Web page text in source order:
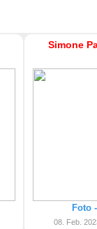
Simone
Foto
08. Feb.